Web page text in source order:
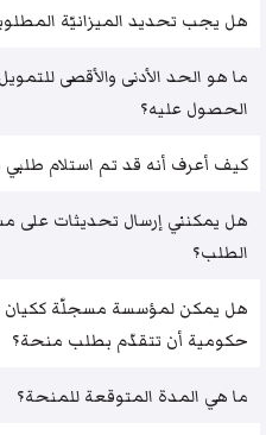
هل يجب تحديد الميزانيّة
ما هو الحد الأدنى والأقصى
الحصول عليه؟
كيف أعرف أنه قد تم استلام طلبي
هل يمكنني إرسال تحديثات على
الطلب؟
هل يمكن لمؤسسة مسجلّة ككيان
حكومية أن تتقدّم بطلب منحة؟
ما هي المدة المتوقعة للمنحة؟